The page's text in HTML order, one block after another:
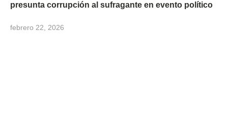
presunta corrupción al sufragante en evento político
febrero 22, 2026